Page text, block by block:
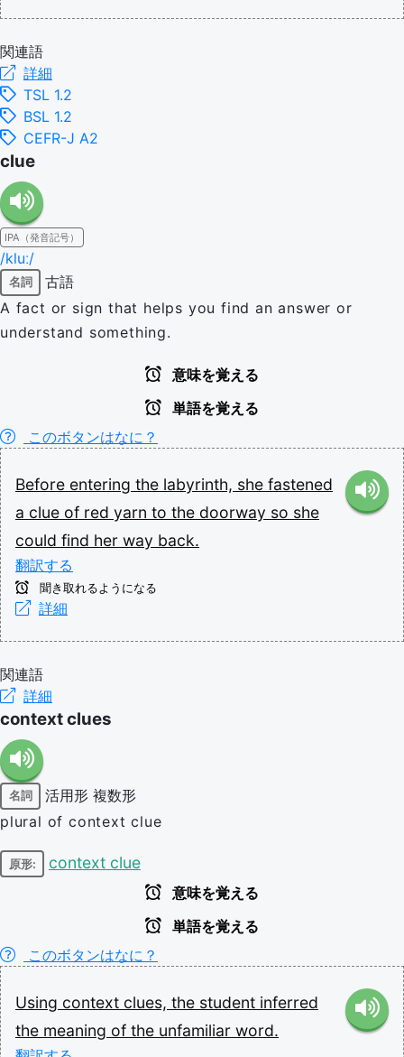
関連語
詳細
TSL 1.2
BSL 1.2
CEFR-J A2
clue
IPA（発音記号）
/kluː/
名詞
古語
A fact or sign that helps you find an answer or
understand something.
意味を覚える
単語を覚える
このボタンはなに？
Before entering the labyrinth, she fastened
a clue of red yarn to the doorway so she
could find her way back.
翻訳する
聞き取れるようになる
詳細
関連語
詳細
context clues
名詞 活用形 複数形
plural of context clue
原形: context clue
意味を覚える
単語を覚える
このボタンはなに？
Using context clues, the student inferred
the meaning of the unfamiliar word.